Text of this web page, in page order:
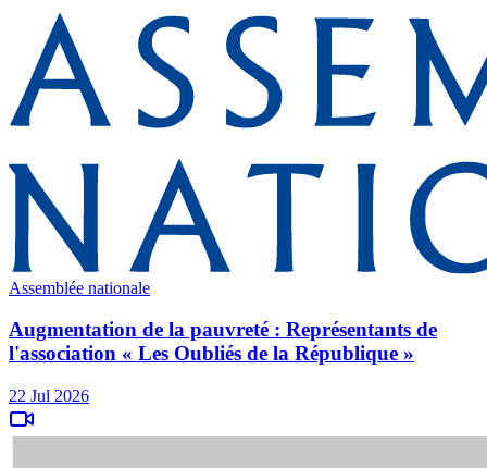
Assemblée nationale
Augmentation de la pauvreté : Représentants de
l'association « Les Oubliés de la République »
22 Jul 2026